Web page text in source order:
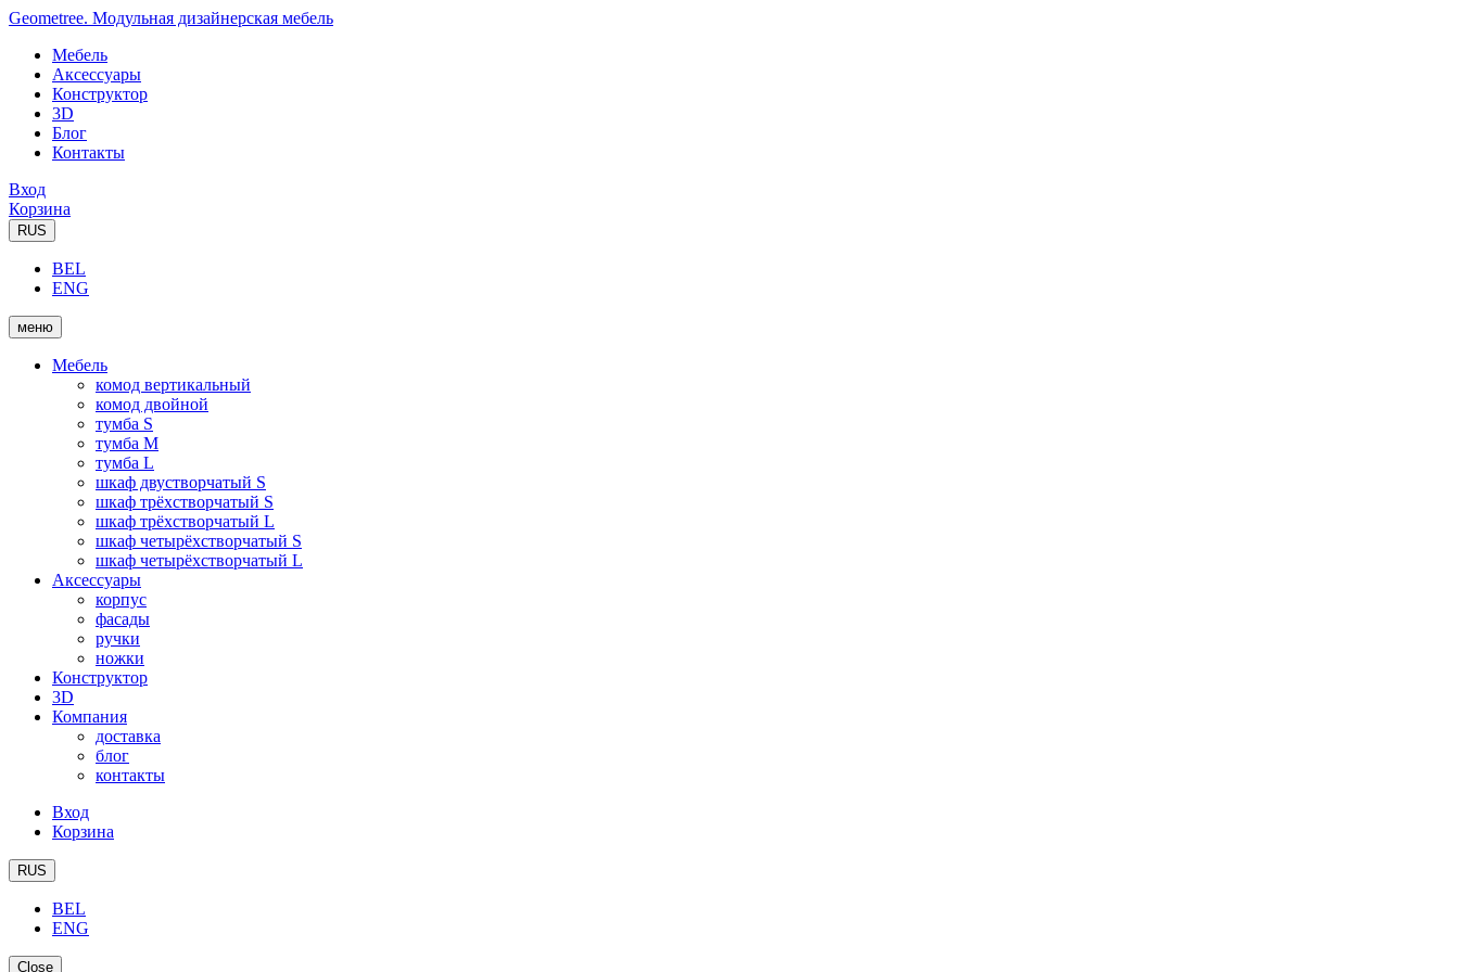
Geometree. Модульная дизайнерская мебель
Мебель
Аксессуары
Конструктор
3D
Блог
Контакты
Вход
Корзина
RUS
BEL
ENG
меню
Мебель
комод вертикальный
комод двойной
тумба S
тумба M
тумба L
шкаф двустворчатый S
шкаф трёхстворчатый S
шкаф трёхстворчатый L
шкаф четырёхстворчатый S
шкаф четырёхстворчатый L
Аксессуары
корпус
фасады
ручки
ножки
Конструктор
3D
Компания
доставка
блог
контакты
Вход
Корзина
RUS
BEL
ENG
Close